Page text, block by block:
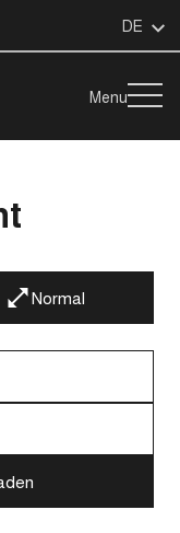
DE
Menu
Normal